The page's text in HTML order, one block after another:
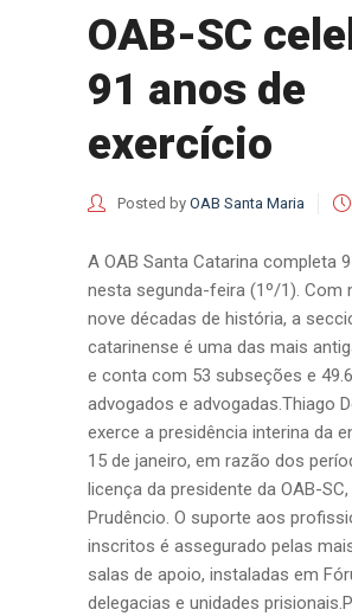
OAB-SC
91 anos de
exercício
Posted by OAB Santa Maria
A OAB Santa Catarina completa
nesta segunda-feira (1º/1). Com
nove décadas de história, a
catarinense é uma das mais
e conta com 53 subseções e
advogados e advogadas.Thiago
exerce a presidência interina da
15 de janeiro, em razão dos
licença da presidente da OAB-
Prudêncio. O suporte aos
inscritos é assegurado pelas
salas de apoio, instaladas em
delegacias e unidades